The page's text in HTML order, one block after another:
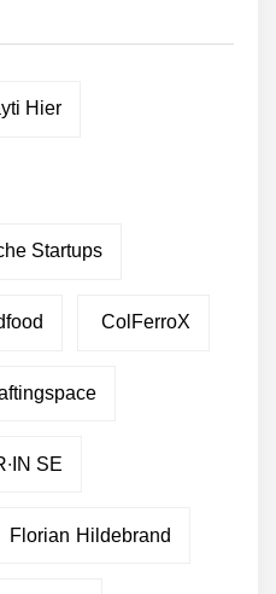
Hier
Startups
ColFerroX
SE
Florian Hildebrand